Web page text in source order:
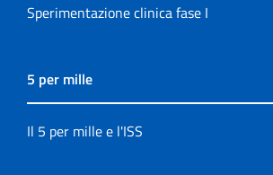
Sperimentazione clinica fase I
5 per mille
Il 5 per mille e l'ISS